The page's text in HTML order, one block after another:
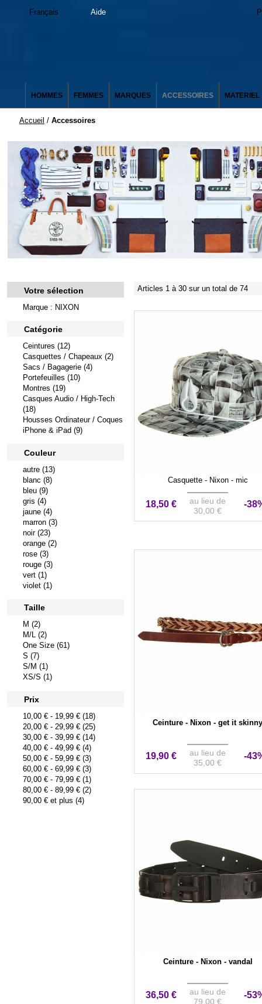
Français Aide
HOMMES FEMMES MARQUES ACCESSOIRES MATERIEL
Accueil / Accessoires
Votre sélection
Marque : NIXON
Catégorie
Ceintures (12)
Casquettes / Chapeaux (2)
Sacs / Bagagerie (4)
Portefeuilles (10)
Montres (19)
Casques Audio / High-Tech
(18)
Housses Ordinateur / Coques
iPhone & iPad (9)
Couleur
autre (13)
blanc (8)
bleu (9)
gris (4)
jaune (4)
marron (3)
noir (23)
orange (2)
rose (3)
rouge (3)
vert (1)
violet (1)
Taille
M (2)
M/L (2)
One Size (61)
S (7)
S/M (1)
XS/S (1)
Prix
10,00 € - 19,99 € (18)
20,00 € - 29,99 € (25)
30,00 € -39,99 € (14)
40,00 € -49,99 € (4)
50,00 € -59,99 € (3)
60,00 € -69,99 € (3)
70,00 € -79,99 € (1)
80,00 € -89,99 € (2)
90,00 € et plus (4)
Articles 1 à 30 sur un total de 74
Casquette - Nixon - mic
18,50 €
au lieu de
30,00 €
-
Ceinture - Nixon - get it skinny
19,90 €
au lieu de
35,00 €
-
Ceinture - Nixon - vandal
36,50 €
au lieu de
79,00 €
-